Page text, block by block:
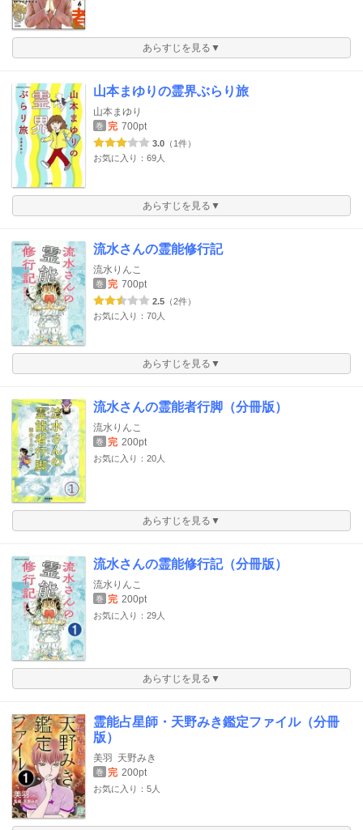
あらすじを見る▼
山本まゆりの霊界ぶらり旅
山本まゆり
巻 完 700pt
3.0 （1件）
お気に入り：69人
あらすじを見る▼
流水さんの霊能修行記
流水りんこ
巻 完 700pt
2.5 （2件）
お気に入り：70人
あらすじを見る▼
流水さんの霊能者行脚（分冊版）
流水りんこ
巻 完 200pt
お気に入り：20人
あらすじを見る▼
流水さんの霊能修行記（分冊版）
流水りんこ
巻 完 200pt
お気に入り：29人
あらすじを見る▼
霊能占星師・天野みき鑑定ファイル（分冊
版）
美羽 天野みき
巻 完 200pt
お気に入り：5人